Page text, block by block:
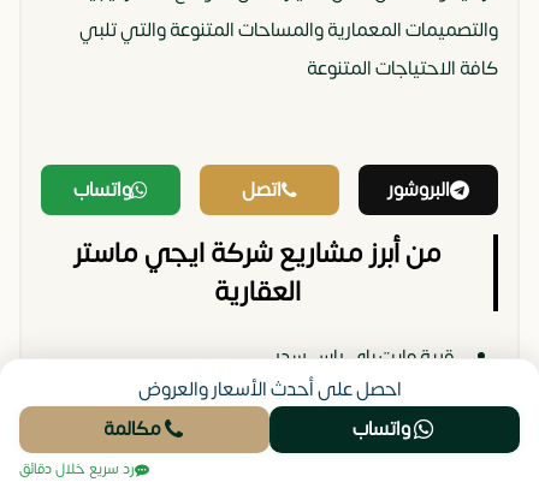
والتصميمات المعمارية والمساحات المتنوعة والتي تلبي
كافة الاحتياجات المتنوعة
البروشور اتصل واتساب
من أبرز مشاريع شركة ايجي ماستر
العقارية
قرية وايت باى راس سدر.
كمبوند ذا سيتي فاليالعاصمة الادارية الجديدة.
افينتورا مول العاصمة الادارية الجديدة Aventura
احصل على أحدث الأسعار والعروض
واتساب
مكالمة
رد سريع خلال دقائق